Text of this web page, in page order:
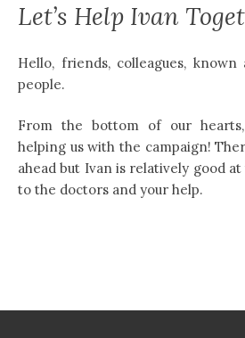
Let’s Help Ivan
Hello, friends, colleagues,
people.
From the bottom of our
helping us with the campaign!
ahead but Ivan is relatively good
to the doctors and your help.